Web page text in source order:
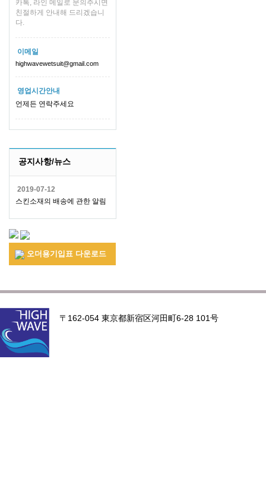
카톡, 라인 메일로 문의주시면
친절하게 안내해 드리겠습니
다.
이메일
highwavewetsuit@gmail.com
영업시간안내
언제든 연락주세요
공지사항/뉴스
2019-07-12
스킨소재의 배송에 관한 알림
오더용기입표 다운로드
〒162-054 東京都新宿区河田町6-28 101号